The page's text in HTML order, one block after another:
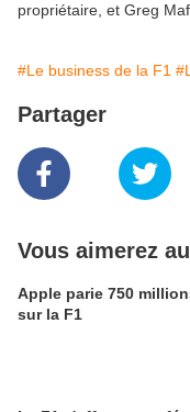
propriétaire, et Greg
#Le business de la F1
Partager
Vous aimerez
Apple parie 750
sur la F1